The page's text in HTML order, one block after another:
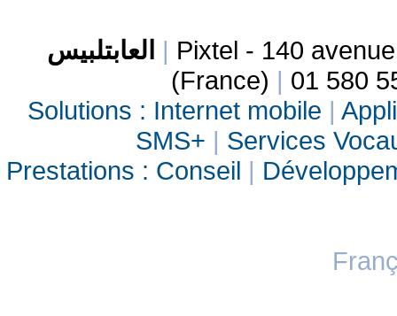
العابتلبيس | Pixtel - 140
(France) | 01 580
Solutions : Internet mobile |
SMS+ | Services
Prestations : Conseil |